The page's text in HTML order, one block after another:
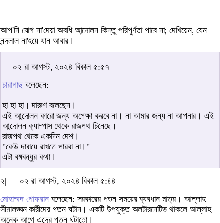
আপ'নি যোগ না'দেয়া অবধি আন্দোলন কিন্তু পরিপুর্ণতা পাবে না; দেখিয়েন, যেন
নন্দলাল না'হয়ে যান আবার।
০২ রা আগস্ট, ২০২৪ বিকাল ৫:৫৭
চারাগাছ বলেছেন:
হা হা হা। দারুণ বলেছেন।
এই আন্দোলন কারো জন্য অপেক্ষা করবে না। না আমার জন্য না আপনার। এই
আন্দোলন ক্যাম্পাস থেকে রাজপথ চিনেছে।
রাজপথ থেকে একদিন দেশ।
"কেউ দাবায়ে রাখতে পারবা না।"
এটা বঙ্গবন্ধুর কথা।
২|
০২ রা আগস্ট, ২০২৪ বিকাল ৫:৪৪
মোহাম্মদ গোফরান বলেছেন: সরকারের পতন সময়ের ব্যবধান মাত্র। আল্লাহ
সীমালঙ্ঘন কারীদের পতন ঘটান। একটি উপযুক্ত অলটারনেটিভ থাকলে আল্লাহ
অনেক আগে এদের পতন ঘটাতো।